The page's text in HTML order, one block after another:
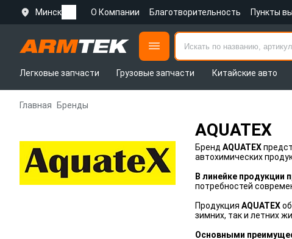
Минск О Компании Благотворительность Пункты
Легковые запчасти
Грузовые запчасти Китайские авто
Главная Бренды
AQUATEX
Бренд AQUATEX
автохимических
В линейке продукции
потребностей
Продукция AQUATEX
зимних, так и летних
Основными